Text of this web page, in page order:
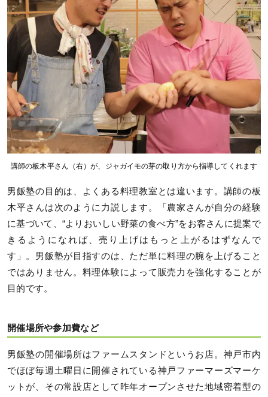
講師の板木平さん（右）が、ジャガイモの芽の取り方から指導してくれます
男飯塾の目的は、よくある料理教室とは違います。講師の板
木平さんは次のように力説します。「農家さんが自分の経験
に基づいて、“よりおいしい野菜の食べ方”をお客さんに提案で
きるようになれば、売り上げはもっと上がるはずなんで
す」。男飯塾が目指すのは、ただ単に料理の腕を上げること
ではありません。料理体験によって販売力を強化することが
目的です。
開催場所や参加費など
男飯塾の開催場所はファームスタンドというお店。神戸市内
でほぼ毎週土曜日に開催されている神戸ファーマーズマーケ
ットが、その常設店として昨年オープンさせた地域密着型の